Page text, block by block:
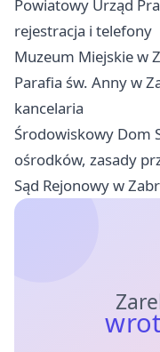
Powiatowy Urząd
rejestracja i telefony
Muzeum Miejskie w
Parafia św. Anny w
kancelaria
Środowiskowy Dom
ośrodków, zasady
Sąd Rejonowy w